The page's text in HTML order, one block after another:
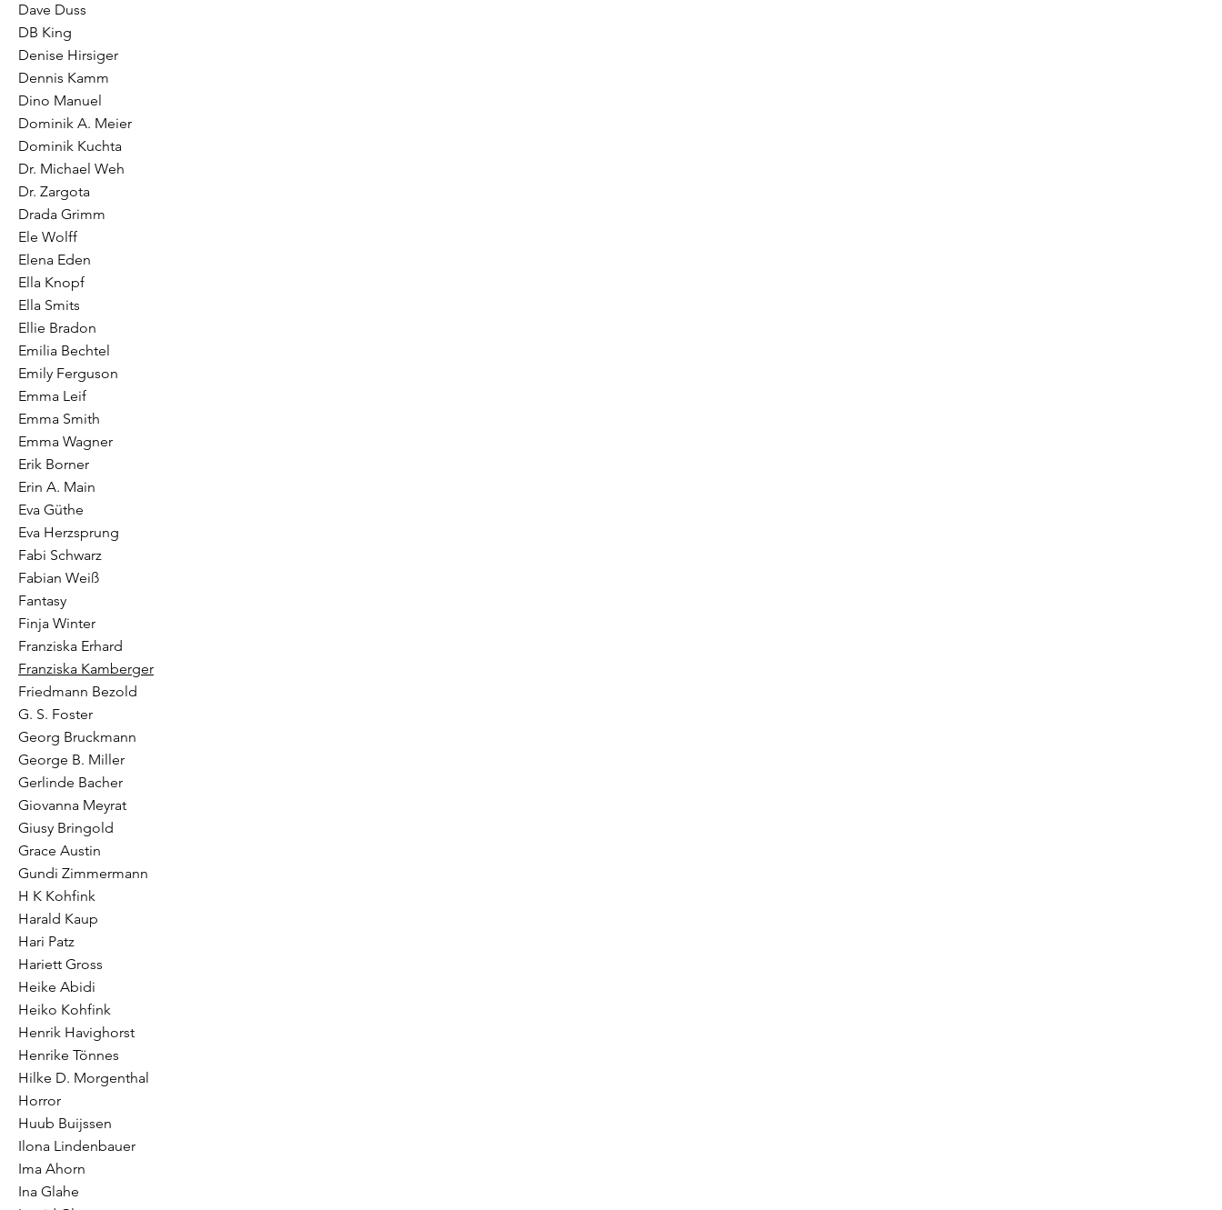
Dave Duss
DB King
Denise Hirsiger
Dennis Kamm
Dino Manuel
Dominik A. Meier
Dominik Kuchta
Dr. Michael Weh
Dr. Zargota
Drada Grimm
Ele Wolff
Elena Eden
Ella Knopf
Ella Smits
Ellie Bradon
Emilia Bechtel
Emily Ferguson
Emma Leif
Emma Smith
Emma Wagner
Erik Borner
Erin A. Main
Eva Güthe
Eva Herzsprung
Fabi Schwarz
Fabian Weiß
Fantasy
Finja Winter
Franziska Erhard
Franziska Kamberger
Friedmann Bezold
G. S. Foster
Georg Bruckmann
George B. Miller
Gerlinde Bacher
Giovanna Meyrat
Giusy Bringold
Grace Austin
Gundi Zimmermann
H K Kohfink
Harald Kaup
Hari Patz
Hariett Gross
Heike Abidi
Heiko Kohfink
Henrik Havighorst
Henrike Tönnes
Hilke D. Morgenthal
Horror
Huub Buijssen
Ilona Lindenbauer
Ima Ahorn
Ina Glahe